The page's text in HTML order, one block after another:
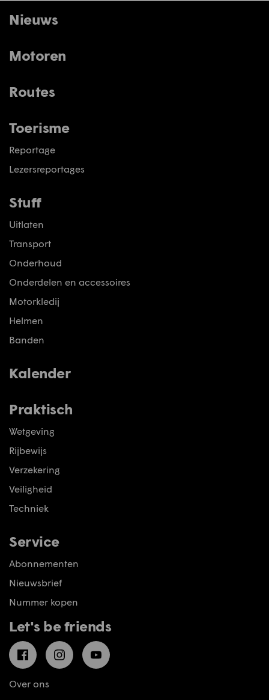
Nieuws
Motoren
Routes
Toerisme
Reportage
Lezersreportages
Stuff
Uitlaten
Transport
Onderhoud
Onderdelen en accessoires
Motorkledij
Helmen
Banden
Kalender
Praktisch
Wetgeving
Rijbewijs
Verzekering
Veiligheid
Techniek
Service
Abonnementen
Nieuwsbrief
Nummer kopen
Let's be friends
FacebookInstagramYouTube
Over ons